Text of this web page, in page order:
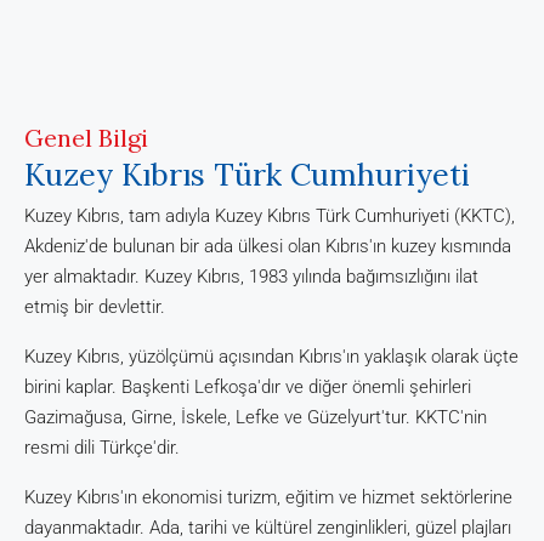
Genel Bilgi
Kuzey Kıbrıs Türk Cumhuriyeti
Kuzey Kıbrıs, tam adıyla Kuzey Kıbrıs Türk Cumhuriyeti (KKTC),
Akdeniz'de bulunan bir ada ülkesi olan Kıbrıs'ın kuzey kısmında
yer almaktadır. Kuzey Kıbrıs, 1983 yılında bağımsızlığını ilat
etmiş bir devlettir.
Kuzey Kıbrıs, yüzölçümü açısından Kıbrıs'ın yaklaşık olarak üçte
birini kaplar. Başkenti Lefkoşa'dır ve diğer önemli şehirleri
Gazimağusa, Girne, İskele, Lefke ve Güzelyurt'tur. KKTC'nin
resmi dili Türkçe'dir.
Kuzey Kıbrıs'ın ekonomisi turizm, eğitim ve hizmet sektörlerine
dayanmaktadır. Ada, tarihi ve kültürel zenginlikleri, güzel plajları